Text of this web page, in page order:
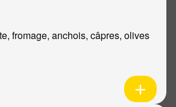
fromage, anchois, câpres, olives